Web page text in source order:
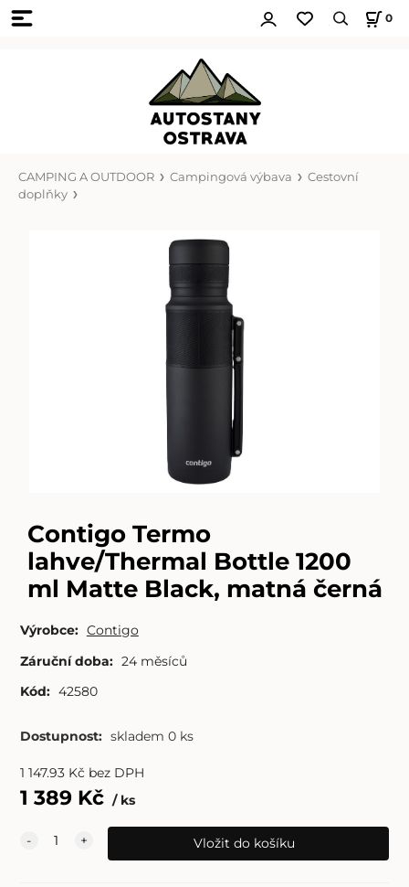
0
CAMPING A OUTDOOR Campingová výbava
Cestovní
doplňky
Contigo Termo
lahve/Thermal Bottle 1200
ml Matte Black, matná černá
Výrobce: Contigo
Záruční doba: 24 měsíců
Kód: 42580
Dostupnost: skladem 0 ks
1 147.93Kč bez DPH
1 389Kč ks